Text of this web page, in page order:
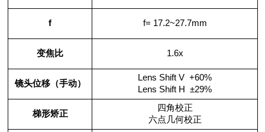
f f= 17.2~27.7mm
变焦比 1.6x
镜头位移（手动）
Lens Shift V +60%
Lens Shift H±29%
梯形矫正
四角校正
六点几何校正